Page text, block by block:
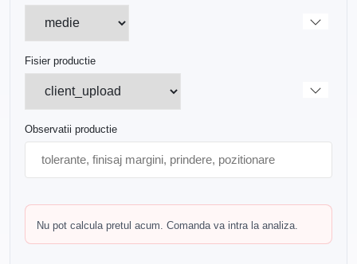
Fisier productie
Observatii productie
Nu pot calcula pretul acum. Comanda va intra la analiza.